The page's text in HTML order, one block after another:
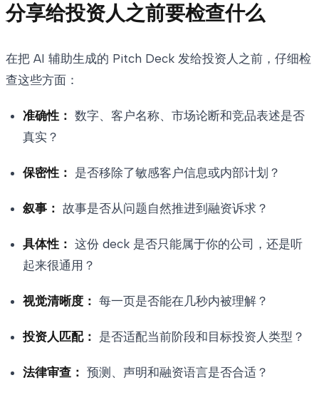
分享给投资人之前要检查什么
在把 AI 辅助生成的 Pitch Deck 发给投资人之前，仔细检
查这些方面：
准确性： 数字、客户名称、市场论断和竞品表述是否
真实？
保密性： 是否移除了敏感客户信息或内部计划？
叙事： 故事是否从问题自然推进到融资诉求？
具体性： 这份 deck 是否只能属于你的公司，还是听
起来很通用？
视觉清晰度： 每一页是否能在几秒内被理解？
投资人匹配： 是否适配当前阶段和目标投资人类型？
法律审查： 预测、声明和融资语言是否合适？